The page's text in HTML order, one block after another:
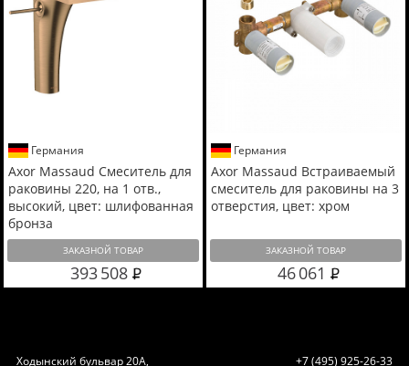
Германия
Axor Massaud Смеситель для
раковины 220, на 1 отв.,
высокий, цвет: шлифованная
бронза
ЗАКАЗНОЙ ТОВАР
393 508
Германия
Axor Massaud Встраиваемый
смеситель для раковины на 3
отверстия, цвет: хром
ЗАКАЗНОЙ ТОВАР
46 061
Ходынский бульвар 20А, +7 (495) 925-26-33